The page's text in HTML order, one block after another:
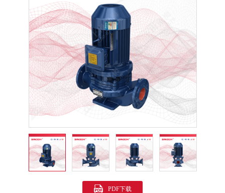
PDF下载